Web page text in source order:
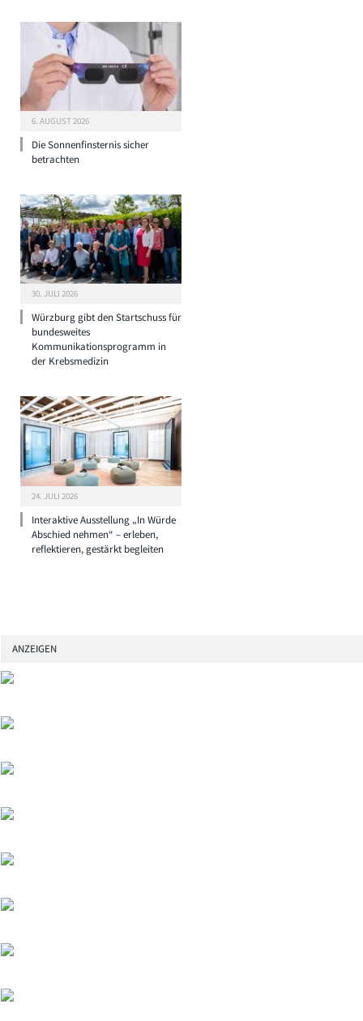
6. AUGUST 2026
Die Sonnenfinsternis sicher
betrachten
30. JULI 2026
Würzburg gibt den Startschuss für
bundesweites
Kommunikationsprogramm in
der Krebsmedizin
24. JULI 2026
Interaktive Ausstellung „In Würde
Abschied nehmen“ – erleben,
reflektieren, gestärkt begleiten
ANZEIGEN